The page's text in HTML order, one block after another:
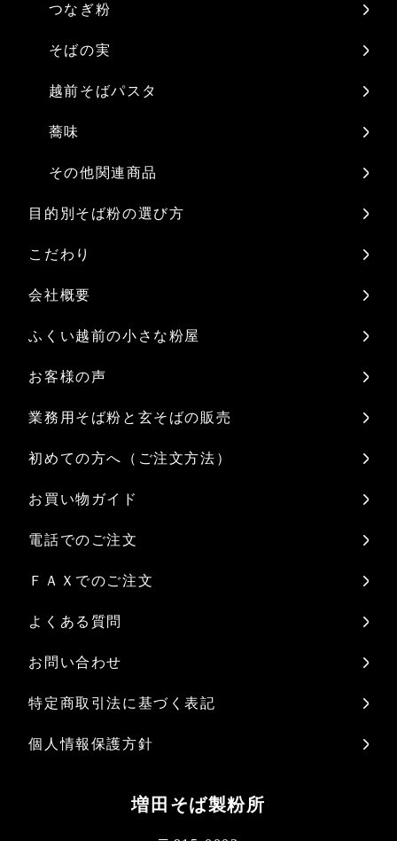
つなぎ粉
そばの実
越前そばパスタ
蕎味
その他関連商品
目的別そば粉の選び方
こだわり
会社概要
ふくい越前の小さな粉屋
お客様の声
業務用そば粉と玄そばの販売
初めての方へ（ご注文方法）
お買い物ガイド
電話でのご注文
ＦＡＸでのご注文
よくある質問
お問い合わせ
特定商取引法に基づく表記
個人情報保護方針
増田そば製粉所